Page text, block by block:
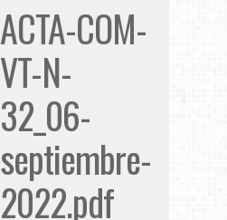
ACTA-COM-
VT-N-
32_06-
septiembre-
2022.pdf